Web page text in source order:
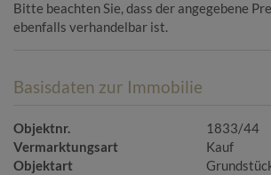
Bitte beachten Sie, dass der angegebene
ebenfalls verhandelbar ist.
Basisdaten zur Immobilie
Objektnr.
1833/44
Vermarktungsart
Kauf
Objektart